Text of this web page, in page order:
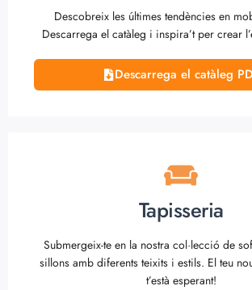
Descobreix les últimes tendències en
Descarrega el catàleg i inspira’t per crear
Descarrega el catàleg
Tapisseria
Submergeix-te en la nostra col·lecció de
sillons amb diferents teixits i estils. El teu
t’està esperant!